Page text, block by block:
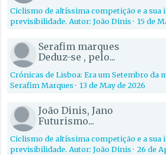
Ciclismo de altíssima competição e a sua
previsibilidade. Autor: João Dinis·15 de
Serafim marques
Deduz-se , pelo...
Crónicas de Lisboa: Era um Setembro da
Serafim Marques·13 de May de 2026
João Dinis, Jano
Futurismo...
Ciclismo de altíssima competição e a sua
previsibilidade. Autor: João Dinis·26 de